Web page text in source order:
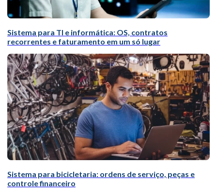
Sistema para TI e informática: OS, contratos
recorrentes e faturamento em um só lugar
Sistema para bicicletaria: ordens de serviço, peças e
controle financeiro